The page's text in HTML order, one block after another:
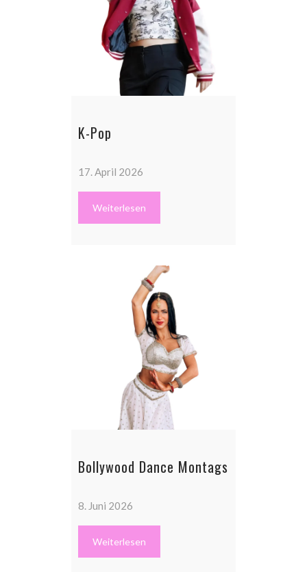
K-Pop
17. April 2026
Weiterlesen
Bollywood Dance Montags
8. Juni 2026
Weiterlesen